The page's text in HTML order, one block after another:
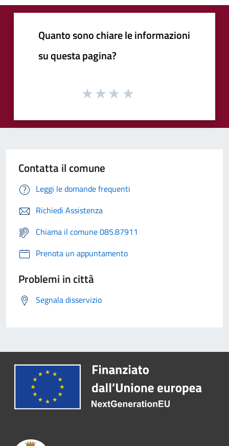
Quanto sono chiare le informazioni
su questa pagina?
Contatta il comune
Leggi le domande frequenti
Richiedi Assistenza
Chiama il comune 085.87911
Prenota un appuntamento
Problemi in città
Segnala disservizio